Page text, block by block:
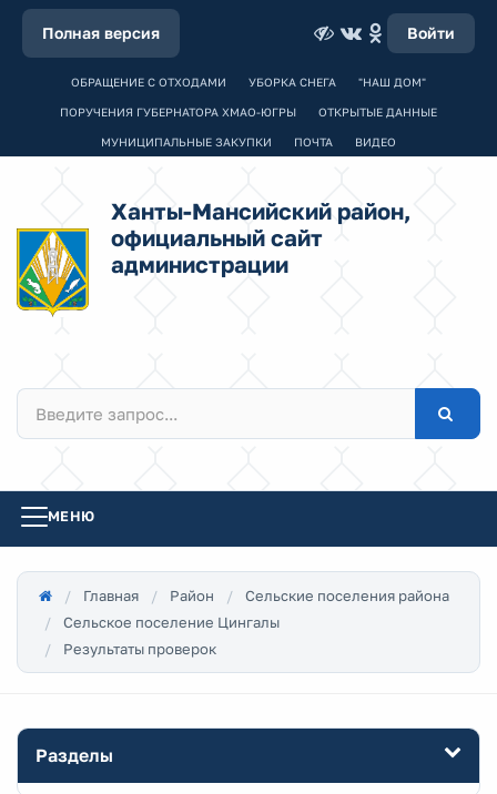
Полная версия Войти
ОБРАЩЕНИЕ С ОТХОДАМИ УБОРКА СНЕГА "НАШ ДОМ"
ПОРУЧЕНИЯ ГУБЕРНАТОРА ХМАО-ЮГРЫ ОТКРЫТЫЕ ДАННЫЕ
МУНИЦИПАЛЬНЫЕ ЗАКУПКИ ПОЧТА ВИДЕО
Ханты-Мансийский район,
официальный сайт
администрации
МЕНЮ
Главная Район
Сельские поселения района
Сельское поселение Цингалы
Результаты проверок
Разделы